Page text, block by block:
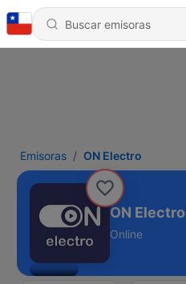
Emisoras ON Electro
ON Electro
Online